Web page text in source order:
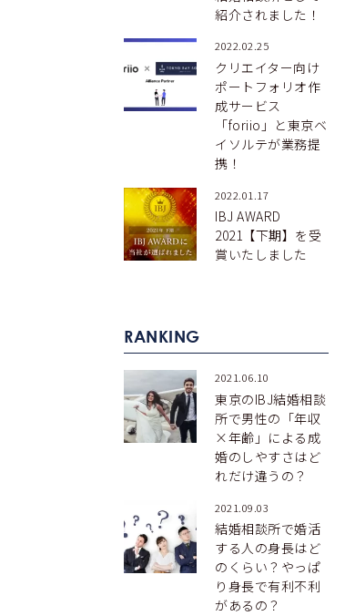
紹介されました！
2022.02.25
クリエイター向け
ポートフォリオ作
成サービス
「foriio」と東京ベ
イソルテが業務提
携！
2022.01.17
IBJ AWARD
2021【下期】を受
賞いたしました
RANKING
2021.06.10
東京のIBJ結婚相談
所で男性の「年収
×年齢」による成
婚のしやすさはど
れだけ違うの？
2021.09.03
結婚相談所で婚活
する人の身長はど
のくらい？やっぱ
り身長で有利不利
があるの？